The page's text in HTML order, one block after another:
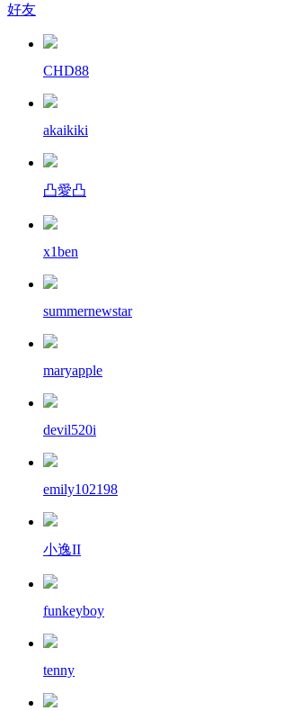
好友
CHD88
akaikiki
凸愛凸
x1ben
summernewstar
maryapple
devil520i
emily102198
小逸II
funkeyboy
tenny